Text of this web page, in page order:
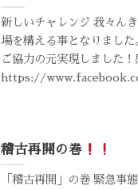
新しいチャレンジ 我々ん
場を構える事となりまし
ご協力の元実現しました！
https://
稽古再開の巻
「稽古再開」の巻 緊急事